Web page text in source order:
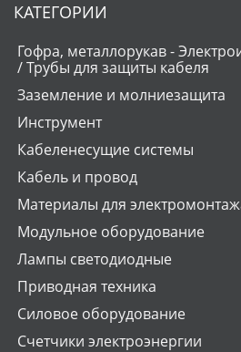
КАТЕГОРИИ
Гофра, металлорукав -
/ Трубы для защиты кабеля
Заземление и молниезащита
Инструмент
Кабеленесущие системы
Кабель и провод
Материалы для
Модульное оборудование
Лампы светодиодные
Приводная техника
Силовое оборудование
Счетчики электроэнергии